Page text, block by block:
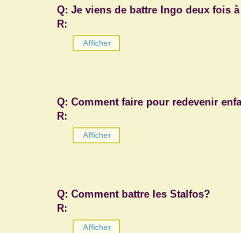
Q: Je viens de battre Ingo deux fois
R:
Q: Comment faire pour redevenir
R:
Q: Comment battre les Stalfos?
R: